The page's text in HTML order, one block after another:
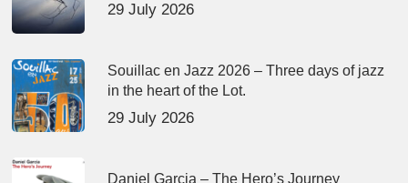
29 July 2026
Souillac en Jazz 2026 – Three days of jazz
in the heart of the Lot.
29 July 2026
Daniel Garcia – The Hero’s Journey